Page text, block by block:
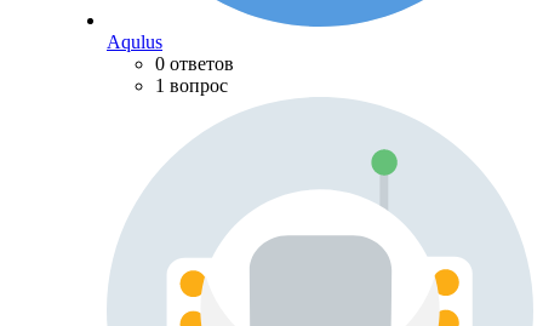
Aqulus
0 ответов
1 вопрос